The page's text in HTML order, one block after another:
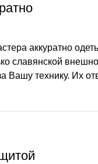
аккуратно
славянской
Вашу технику. Их